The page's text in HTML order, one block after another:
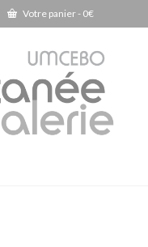
Votre panier- 0€